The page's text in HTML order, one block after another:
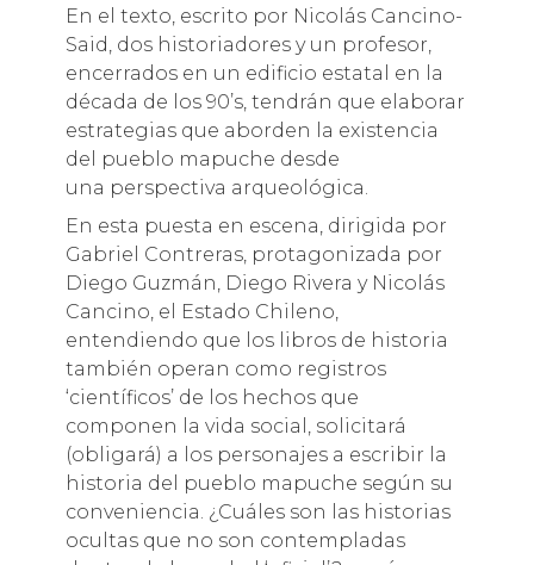
En el texto, escrito por Nicolás Cancino-
Said, dos historiadores y un profesor,
encerrados en un edificio estatal en la
década de los 90’s, tendrán que elaborar
estrategias que aborden la existencia
del pueblo mapuche desde
una perspectiva arqueológica.
En esta puesta en escena, dirigida por
Gabriel Contreras, protagonizada por
Diego Guzmán, Diego Rivera y Nicolás
Cancino, el Estado Chileno,
entendiendo que los libros de historia
también operan como registros
‘científicos’ de los hechos que
componen la vida social, solicitará
(obligará) a los personajes a escribir la
historia del pueblo mapuche según su
conveniencia. ¿Cuáles son las historias
ocultas que no son contempladas